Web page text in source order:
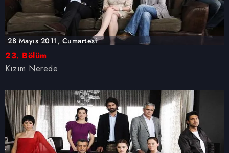
28 Mayıs 2011, Cumartesi
23. Bölüm
Kızım Nerede